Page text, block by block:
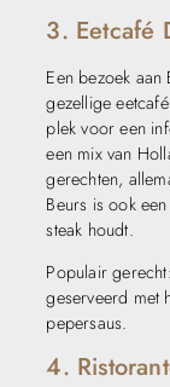
3. Eetcafé
Een bezoek aan
gezellige
plek voor een
een mix van
gerechten,
Beurs is ook
steak houdt.
Populair
geserveerd met
pepersaus.
4.